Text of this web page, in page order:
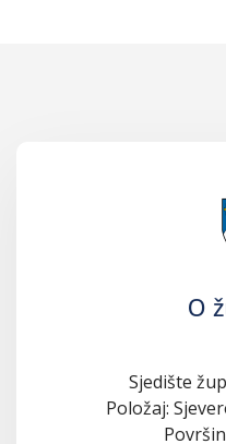
O
Sjedište
Položaj: